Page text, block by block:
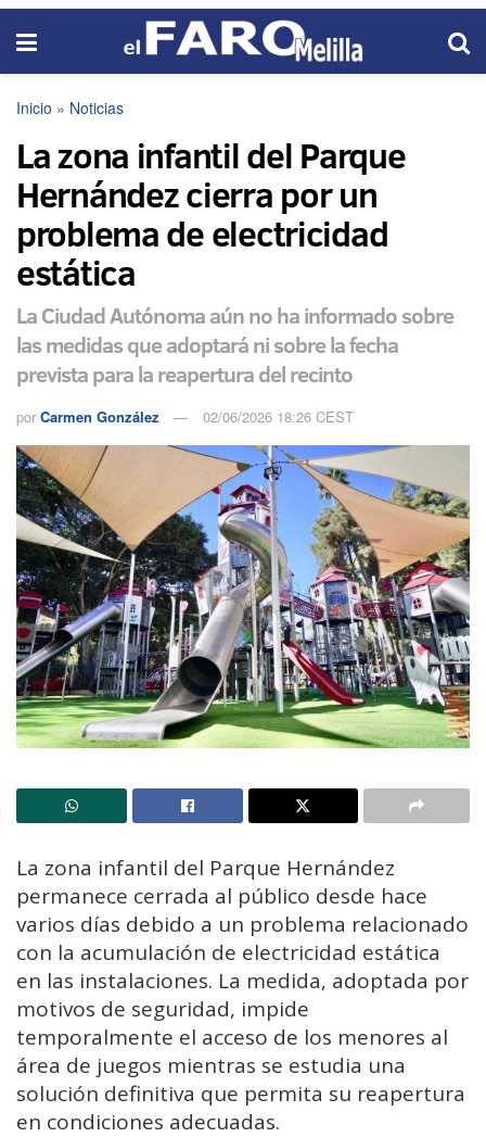
Inicio » Noticias
La zona infantil del Parque
Hernández cierra por un
problema de electricidad
estática
La Ciudad Autónoma aún no ha informado sobre
las medidas que adoptará ni sobre la fecha
prevista para la reapertura del recinto
por Carmen González 02/06/2026 18:26 CEST
La zona infantil del Parque Hernández
permanece cerrada al público desde hace
varios días debido a un problema relacionado
con la acumulación de electricidad estática
en las instalaciones. La medida, adoptada por
motivos de seguridad, impide
temporalmente el acceso de los menores al
área de juegos mientras se estudia una
solución definitiva que permita su reapertura
en condiciones adecuadas.